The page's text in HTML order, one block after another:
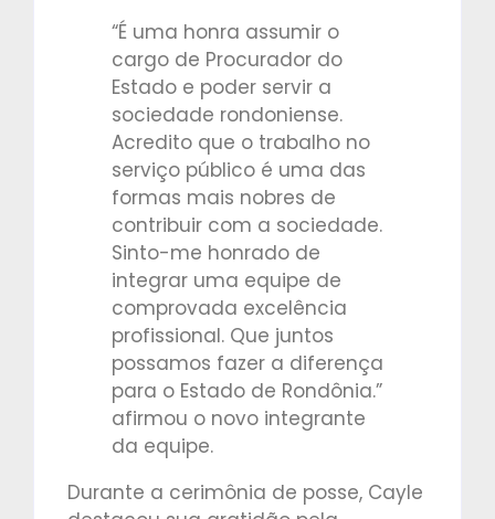
“É uma honra assumir o
cargo de Procurador do
Estado e poder servir a
sociedade rondoniense.
Acredito que o trabalho no
serviço público é uma das
formas mais nobres de
contribuir com a sociedade.
Sinto-me honrado de
integrar uma equipe de
comprovada excelência
profissional. Que juntos
possamos fazer a diferença
para o Estado de Rondônia.”
afirmou o novo integrante
da equipe.
Durante a cerimônia de posse, Cayle